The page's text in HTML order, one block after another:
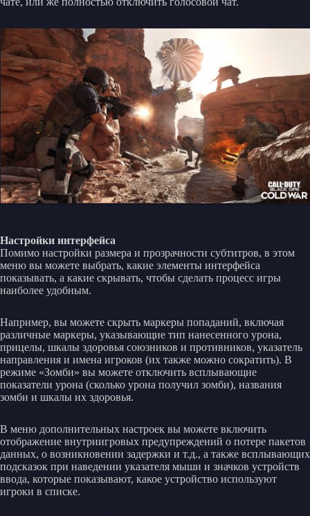
Настройки интерфейса
Помимо настройки размера и прозрачности субтитров, в этом
меню вы можете выбрать, какие элементы интерфейса
показывать, а какие скрывать, чтобы сделать процесс игры
наиболее удобным.
Например, вы можете скрыть маркеры попаданий, включая
различные маркеры, указывающие тип нанесенного урона,
прицелы, шкалы здоровья союзников и противников, указатель
направления и имена игроков (их также можно сократить). В
режиме «Зомби» вы можете отключить всплывающие
показатели урона (сколько урона получил зомби), названия
зомби и шкалы их здоровья.
В меню дополнительных настроек вы можете включить
отображение внутриигровых предупреждений о потере пакетов
данных, о возникновении задержки и т.д., а также всплывающих
подсказок при наведении указателя мыши и значков устройств
ввода, которые показывают, какое устройство используют
игроки в списке.